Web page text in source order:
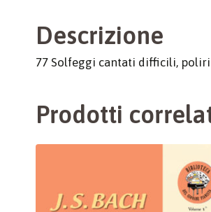
Descrizione
77 Solfeggi cantati difficili,
Prodotti